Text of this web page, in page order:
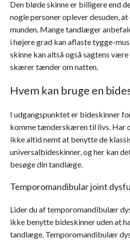
Den bløde skinne er billigere end
nogle personer oplever desuden,
munden. Mange tandlæger
i højere grad kan aflaste tygge-
skinne kan altså også sagtens
skærer tænder om natten.
Hvem kan bruge en
I udgangspunktet er bideskinner
komme tænderskæren til livs. Har
ikke altid nemt at benytte de
universalbideskinner, og her kan
besøge din tandlæge.
Temporomandibular joint
Lider du af temporomandibulær
ikke benytte bideskinner uden at
tandlæge. Temporomandibulær